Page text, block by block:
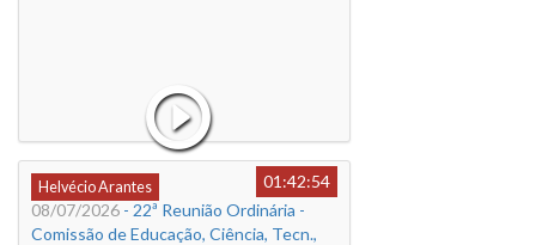
Helvécio Arantes
01:42:54
08/07/2026 - 22ª Reunião Ordinária -
Comissão de Educação, Ciência, Tecn.,